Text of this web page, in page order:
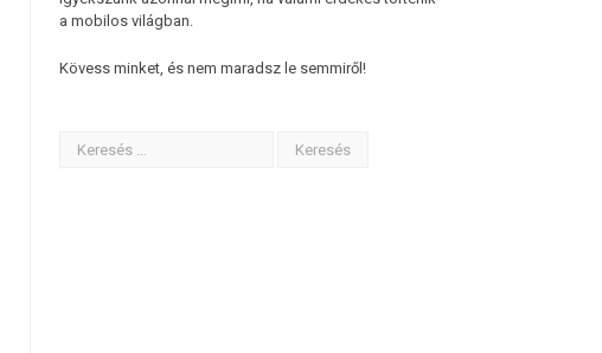
a mobilos világban.
Kövess minket, és nem maradsz le semmiről!